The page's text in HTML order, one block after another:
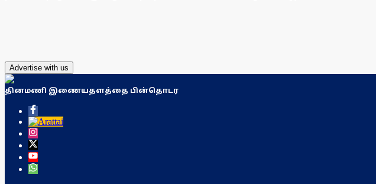
Advertise with us
தினமணி இணையதளத்தை பின்தொடர